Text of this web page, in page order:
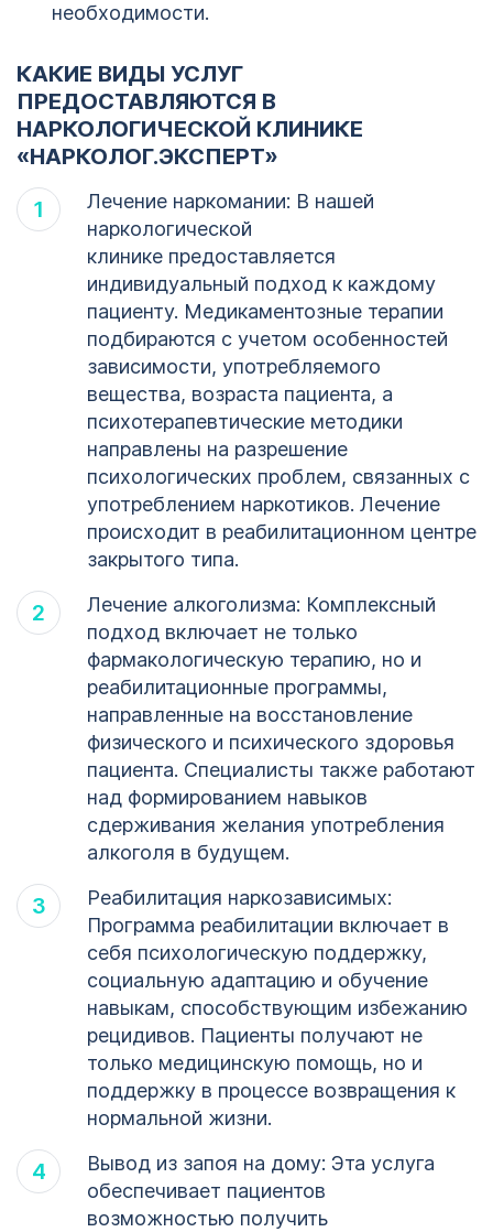
необходимости.
КАКИЕ ВИДЫ УСЛУГ
ПРЕДОСТАВЛЯЮТСЯ В
НАРКОЛОГИЧЕСКОЙ КЛИНИКЕ
«НАРКОЛОГ.ЭКСПЕРТ»
Лечение наркомании: В нашей
наркологической
клинике предоставляется
индивидуальный подход к каждому
пациенту. Медикаментозные терапии
подбираются с учетом особенностей
зависимости, употребляемого
вещества, возраста пациента, а
психотерапевтические методики
направлены на разрешение
психологических проблем, связанных с
употреблением наркотиков. Лечение
происходит в реабилитационном центре
закрытого типа.
Лечение алкоголизма: Комплексный
подход включает не только
фармакологическую терапию, но и
реабилитационные программы,
направленные на восстановление
физического и психического здоровья
пациента. Специалисты также работают
над формированием навыков
сдерживания желания употребления
алкоголя в будущем.
Реабилитация наркозависимых:
Программа реабилитации включает в
себя психологическую поддержку,
социальную адаптацию и обучение
навыкам, способствующим избежанию
рецидивов. Пациенты получают не
только медицинскую помощь, но и
поддержку в процессе возвращения к
нормальной жизни.
Вывод из запоя на дому: Эта услуга
обеспечивает пациентов
возможностью получить